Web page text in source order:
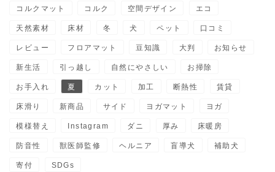
コルクマット コルク 空間デザイン エコ
天然素材 床材 冬 犬 ペット 口コミ
レビュー フロアマット 豆知識 大判 お知らせ
新生活 引っ越し 自然にやさしい お掃除
お手入れ 夏 カット 加工 断熱性 賃貸
床滑り 新商品 サイド ヨガマット ヨガ
模様替え Instagram ダニ 厚み 床暖房
防音性 獣医師監修 ヘルニア 盲導犬 補助犬
寄付 SDGs